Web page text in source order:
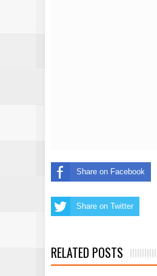
Share on Facebook
Share on Twitter
RELATED POSTS